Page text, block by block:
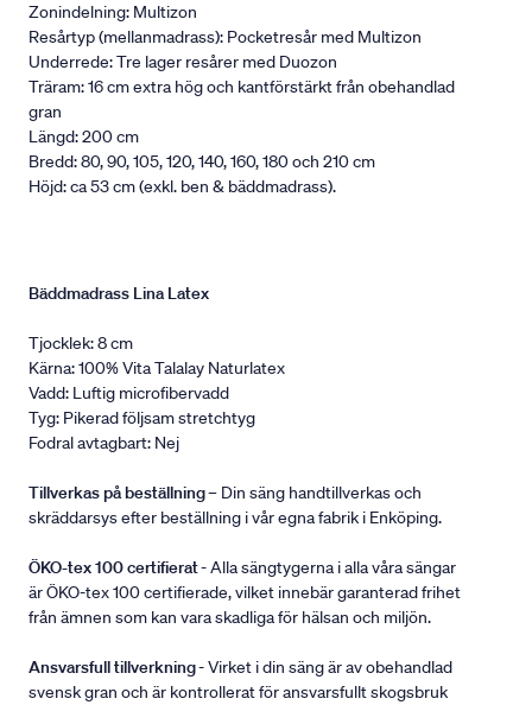
Zonindelning: Multizon
Resårtyp (mellanmadrass): Pocketresår med Multizon
Underrede: Tre lager resårer med Duozon
Träram: 16 cm extra hög och kantförstärkt från obehandlad
gran
Längd: 200 cm
Bredd: 80, 90, 105, 120, 140, 160, 180 och 210 cm
Höjd: ca 53 cm (exkl. ben & bäddmadrass).
Bäddmadrass Lina Latex
Tjocklek: 8 cm
Kärna: 100% Vita Talalay Naturlatex
Vadd: Luftig microfibervadd
Tyg: Pikerad följsam stretchtyg
Fodral avtagbart: Nej
Tillverkas på beställning– Din säng handtillverkas och
skräddarsys efter beställning i vår egna fabrik i Enköping.
ÖKO-tex 100 certifierat- Alla sängtygerna i alla våra sängar
är ÖKO-tex 100 certifierade, vilket innebär garanterad frihet
från ämnen som kan vara skadliga för hälsan och miljön.
Ansvarsfull tillverkning- Virket i din säng är av obehandlad
svensk gran och är kontrollerat för ansvarsfullt skogsbruk